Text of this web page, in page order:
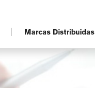
Marcas Distribuidas